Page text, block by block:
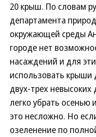
20 крыш. По словам
департамента
окружающей среды
городе нет
насаждений и для
использовать крыши
двух-трех невысоких
легко убрать осенью
это несложно. Но
озеленение по